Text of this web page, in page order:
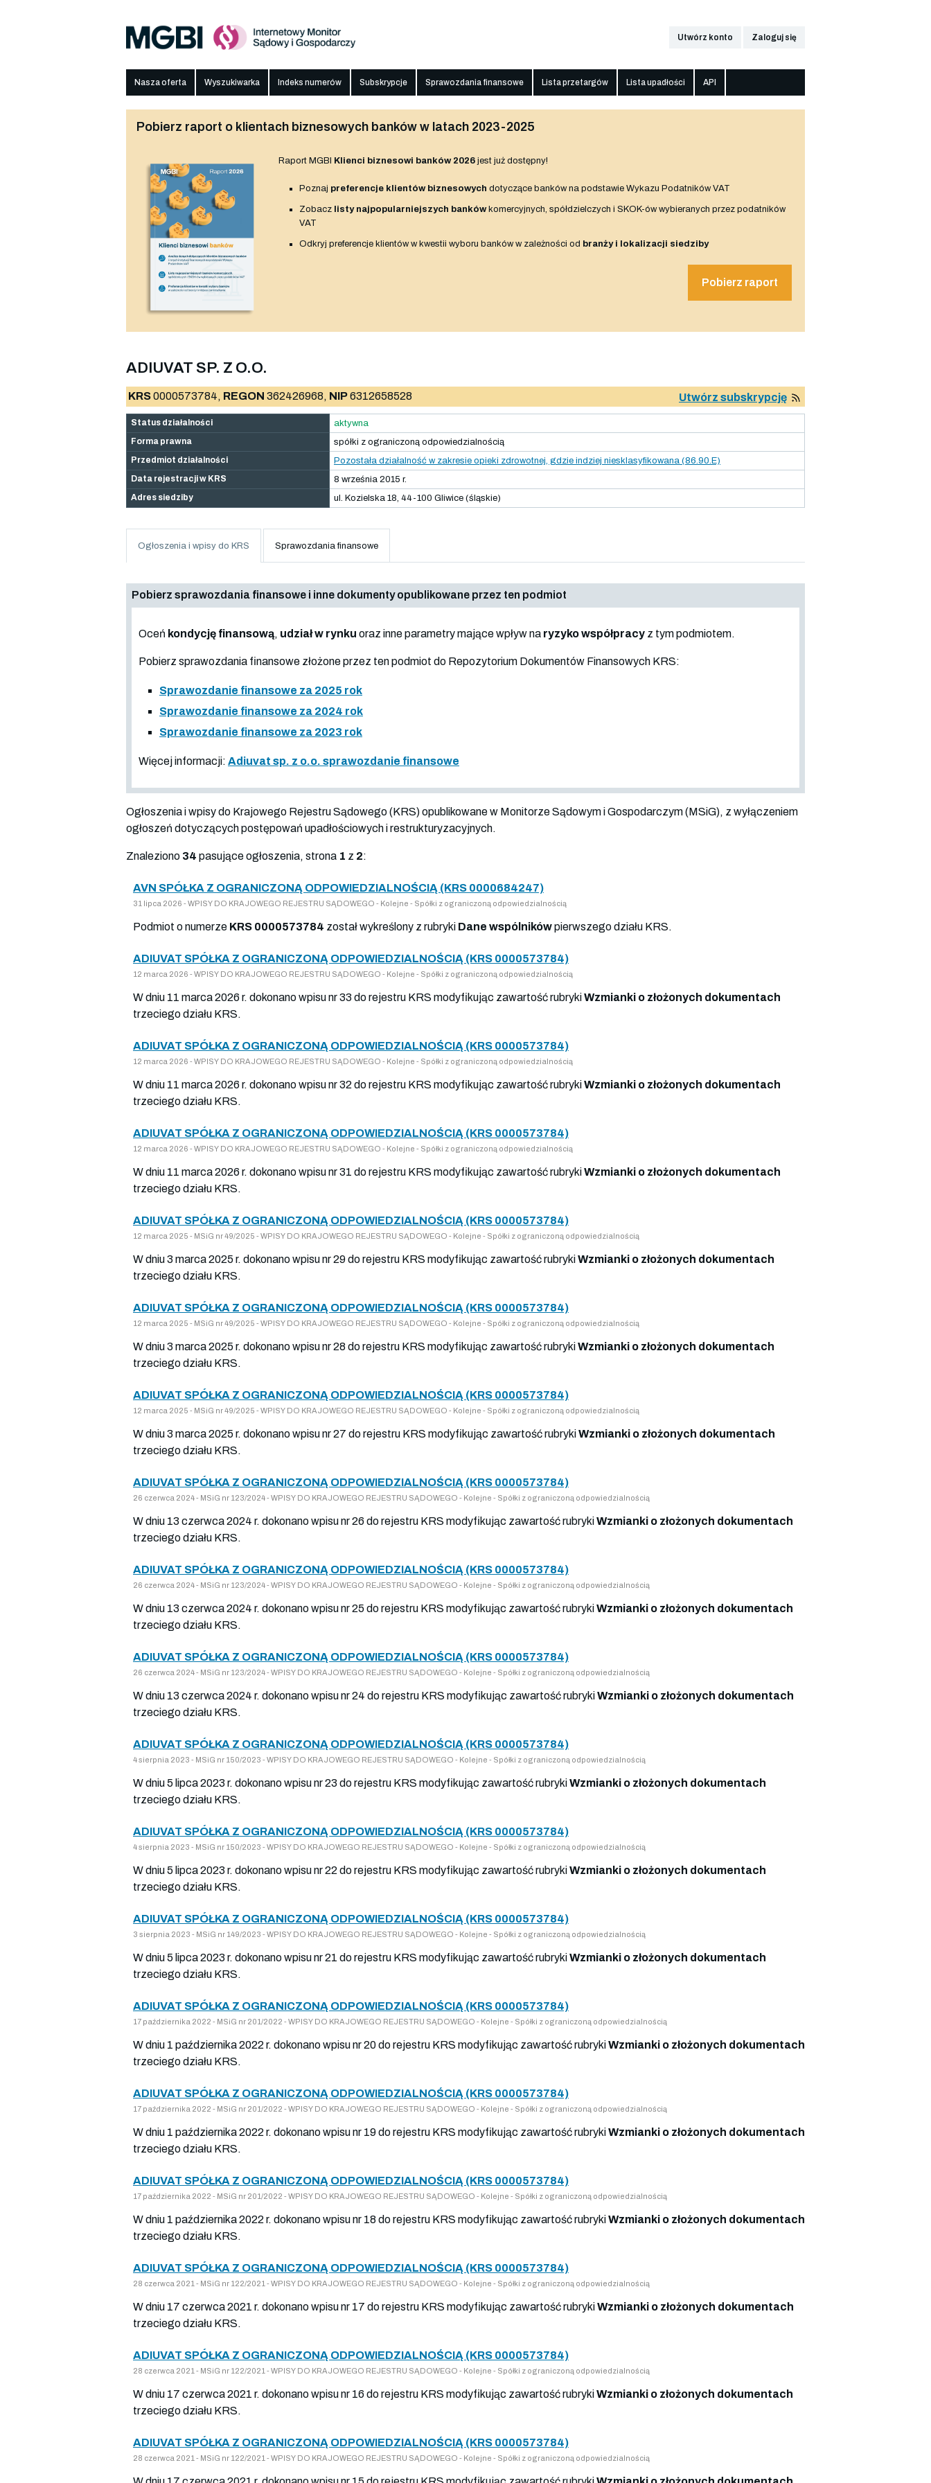
Utwórz konto Zaloguj się
Nasza oferta Wyszukiwarka Indeks numerów Subskrypcje Sprawozdania finansowe Lista przetargów Lista upadłości API
Pobierz raport o klientach biznesowych banków w latach 2023-2025
Raport MGBI Klienci biznesowi banków 2026 jest już dostępny!
Poznaj preferencje klientów biznesowych dotyczące banków na podstawie Wykazu Podatników VAT
Zobacz listy najpopularniejszych bankówkomercyjnych, spółdzielczych i SKOK-ów wybieranych przez podatników
VAT
Odkryj preferencje klientów w kwestii wyboru banków w zależności od branży i lokalizacji siedziby
Pobierz raport
ADIUVAT SP. Z O.O.
KRS0000573784, REGON 362426968, NIP6312658528 Utwórz subskrypcję
Status działalności
aktywna
Forma prawna
spółki z ograniczoną odpowiedzialnością
Przedmiot działalności
Pozostała działalność w zakresie opieki zdrowotnej, gdzie indziej niesklasyfikowana (86.90.E)
Data rejestracji w KRS
8 września 2015 r.
Adres siedziby
ul. Kozielska 18, 44-100 Gliwice (śląskie)
Ogłoszenia i wpisy do KRS Sprawozdania finansowe
Pobierz sprawozdania finansowe i inne dokumenty opublikowane przez ten podmiot
Oceń kondycję finansową, udział w rynku oraz inne parametry mające wpływ na ryzyko współpracy z tym podmiotem.
Pobierz sprawozdania finansowe złożone przez ten podmiot do Repozytorium Dokumentów Finansowych KRS:
Sprawozdanie finansowe za 2025 rok
Sprawozdanie finansowe za 2024 rok
Sprawozdanie finansowe za 2023 rok
Więcej informacji: Adiuvat sp. z o.o. sprawozdanie finansowe
Ogłoszenia i wpisy do Krajowego Rejestru Sądowego (KRS) opublikowane w Monitorze Sądowym i Gospodarczym (MSiG), z wyłączeniem
ogłoszeń dotyczących postępowań upadłościowych i restrukturyzacyjnych.
Znaleziono 34 pasujące ogłoszenia, strona 1 z 2:
AVN SPÓŁKA Z OGRANICZONĄ ODPOWIEDZIALNOŚCIĄ (KRS 0000684247)
31 lipca 2026 - WPISY DO KRAJOWEGO REJESTRU SĄDOWEGO - Kolejne - Spółki z ograniczoną odpowiedzialnością
Podmiot o numerze KRS 0000573784 został wykreślony z rubryki Dane wspólnikówpierwszego działu KRS.
ADIUVAT SPÓŁKA Z OGRANICZONĄ ODPOWIEDZIALNOŚCIĄ (KRS 0000573784)
12 marca 2026 - WPISY DO KRAJOWEGO REJESTRU SĄDOWEGO - Kolejne - Spółki z ograniczoną odpowiedzialnością
W dniu 11 marca 2026 r. dokonano wpisu nr 33 do rejestru KRS modyfikując zawartość rubrykiWzmianki o złożonych dokumentach
trzeciego działu KRS.
ADIUVAT SPÓŁKA Z OGRANICZONĄ ODPOWIEDZIALNOŚCIĄ (KRS 0000573784)
12 marca 2026 - WPISY DO KRAJOWEGO REJESTRU SĄDOWEGO - Kolejne - Spółki z ograniczoną odpowiedzialnością
W dniu 11 marca 2026 r. dokonano wpisu nr 32 do rejestru KRS modyfikując zawartość rubrykiWzmianki o złożonych dokumentach
trzeciego działu KRS.
ADIUVAT SPÓŁKA Z OGRANICZONĄ ODPOWIEDZIALNOŚCIĄ (KRS 0000573784)
12 marca 2026 - WPISY DO KRAJOWEGO REJESTRU SĄDOWEGO - Kolejne - Spółki z ograniczoną odpowiedzialnością
W dniu 11 marca 2026 r. dokonano wpisu nr 31 do rejestru KRS modyfikując zawartość rubrykiWzmianki o złożonych dokumentach
trzeciego działu KRS.
ADIUVAT SPÓŁKA Z OGRANICZONĄ ODPOWIEDZIALNOŚCIĄ (KRS 0000573784)
12 marca 2025 - MSiG nr 49/2025 - WPISY DO KRAJOWEGO REJESTRU SĄDOWEGO - Kolejne - Spółki z ograniczoną odpowiedzialnością
W dniu 3 marca 2025 r. dokonano wpisu nr 29 do rejestru KRS modyfikując zawartość rubrykiWzmianki o złożonych dokumentach
trzeciego działu KRS.
ADIUVAT SPÓŁKA Z OGRANICZONĄ ODPOWIEDZIALNOŚCIĄ (KRS 0000573784)
12 marca 2025 - MSiG nr 49/2025 - WPISY DO KRAJOWEGO REJESTRU SĄDOWEGO - Kolejne - Spółki z ograniczoną odpowiedzialnością
W dniu 3 marca 2025 r. dokonano wpisu nr 28 do rejestru KRS modyfikując zawartość rubrykiWzmianki o złożonych dokumentach
trzeciego działu KRS.
ADIUVAT SPÓŁKA Z OGRANICZONĄ ODPOWIEDZIALNOŚCIĄ (KRS 0000573784)
12 marca 2025 - MSiG nr 49/2025 - WPISY DO KRAJOWEGO REJESTRU SĄDOWEGO - Kolejne - Spółki z ograniczoną odpowiedzialnością
W dniu 3 marca 2025 r. dokonano wpisu nr 27 do rejestru KRS modyfikując zawartość rubrykiWzmianki o złożonych dokumentach
trzeciego działu KRS.
ADIUVAT SPÓŁKA Z OGRANICZONĄ ODPOWIEDZIALNOŚCIĄ (KRS 0000573784)
26 czerwca 2024 - MSiG nr 123/2024 - WPISY DO KRAJOWEGO REJESTRU SĄDOWEGO - Kolejne - Spółki z ograniczoną odpowiedzialnością
W dniu 13 czerwca 2024 r. dokonano wpisu nr 26 do rejestru KRS modyfikując zawartość rubrykiWzmianki o złożonych dokumentach
trzeciego działu KRS.
ADIUVAT SPÓŁKA Z OGRANICZONĄ ODPOWIEDZIALNOŚCIĄ (KRS 0000573784)
26 czerwca 2024 - MSiG nr 123/2024 - WPISY DO KRAJOWEGO REJESTRU SĄDOWEGO - Kolejne - Spółki z ograniczoną odpowiedzialnością
W dniu 13 czerwca 2024 r. dokonano wpisu nr 25 do rejestru KRS modyfikując zawartość rubrykiWzmianki o złożonych dokumentach
trzeciego działu KRS.
ADIUVAT SPÓŁKA Z OGRANICZONĄ ODPOWIEDZIALNOŚCIĄ (KRS 0000573784)
26 czerwca 2024 - MSiG nr 123/2024 - WPISY DO KRAJOWEGO REJESTRU SĄDOWEGO - Kolejne - Spółki z ograniczoną odpowiedzialnością
W dniu 13 czerwca 2024 r. dokonano wpisu nr 24 do rejestru KRS modyfikując zawartość rubrykiWzmianki o złożonych dokumentach
trzeciego działu KRS.
ADIUVAT SPÓŁKA Z OGRANICZONĄ ODPOWIEDZIALNOŚCIĄ (KRS 0000573784)
4 sierpnia 2023 - MSiG nr 150/2023 - WPISY DO KRAJOWEGO REJESTRU SĄDOWEGO - Kolejne - Spółki z ograniczoną odpowiedzialnością
W dniu 5 lipca 2023 r. dokonano wpisu nr 23 do rejestru KRS modyfikując zawartość rubrykiWzmianki o złożonych dokumentach
trzeciego działu KRS.
ADIUVAT SPÓŁKA Z OGRANICZONĄ ODPOWIEDZIALNOŚCIĄ (KRS 0000573784)
4 sierpnia 2023 - MSiG nr 150/2023 - WPISY DO KRAJOWEGO REJESTRU SĄDOWEGO - Kolejne - Spółki z ograniczoną odpowiedzialnością
W dniu 5 lipca 2023 r. dokonano wpisu nr 22 do rejestru KRS modyfikując zawartość rubrykiWzmianki o złożonych dokumentach
trzeciego działu KRS.
ADIUVAT SPÓŁKA Z OGRANICZONĄ ODPOWIEDZIALNOŚCIĄ (KRS 0000573784)
3 sierpnia 2023 - MSiG nr 149/2023 - WPISY DO KRAJOWEGO REJESTRU SĄDOWEGO - Kolejne - Spółki z ograniczoną odpowiedzialnością
W dniu 5 lipca 2023 r. dokonano wpisu nr 21 do rejestru KRS modyfikując zawartość rubrykiWzmianki o złożonych dokumentach
trzeciego działu KRS.
ADIUVAT SPÓŁKA Z OGRANICZONĄ ODPOWIEDZIALNOŚCIĄ (KRS 0000573784)
17 października 2022 - MSiG nr 201/2022 - WPISY DO KRAJOWEGO REJESTRU SĄDOWEGO - Kolejne - Spółki z ograniczoną odpowiedzialnością
W dniu 1 października 2022 r. dokonano wpisu nr 20 do rejestru KRS modyfikując zawartość rubrykiWzmianki o złożonych dokumentach
trzeciego działu KRS.
ADIUVAT SPÓŁKA Z OGRANICZONĄ ODPOWIEDZIALNOŚCIĄ (KRS 0000573784)
17 października 2022 - MSiG nr 201/2022 - WPISY DO KRAJOWEGO REJESTRU SĄDOWEGO - Kolejne - Spółki z ograniczoną odpowiedzialnością
W dniu 1 października 2022 r. dokonano wpisu nr 19 do rejestru KRS modyfikując zawartość rubrykiWzmianki o złożonych dokumentach
trzeciego działu KRS.
ADIUVAT SPÓŁKA Z OGRANICZONĄ ODPOWIEDZIALNOŚCIĄ (KRS 0000573784)
17 października 2022 - MSiG nr 201/2022 - WPISY DO KRAJOWEGO REJESTRU SĄDOWEGO - Kolejne - Spółki z ograniczoną odpowiedzialnością
W dniu 1 października 2022 r. dokonano wpisu nr 18 do rejestru KRS modyfikując zawartość rubrykiWzmianki o złożonych dokumentach
trzeciego działu KRS.
ADIUVAT SPÓŁKA Z OGRANICZONĄ ODPOWIEDZIALNOŚCIĄ (KRS 0000573784)
28 czerwca 2021 - MSiG nr 122/2021 - WPISY DO KRAJOWEGO REJESTRU SĄDOWEGO - Kolejne - Spółki z ograniczoną odpowiedzialnością
W dniu 17 czerwca 2021 r. dokonano wpisu nr 17 do rejestru KRS modyfikując zawartość rubrykiWzmianki o złożonych dokumentach
trzeciego działu KRS.
ADIUVAT SPÓŁKA Z OGRANICZONĄ ODPOWIEDZIALNOŚCIĄ (KRS 0000573784)
28 czerwca 2021 - MSiG nr 122/2021 - WPISY DO KRAJOWEGO REJESTRU SĄDOWEGO - Kolejne - Spółki z ograniczoną odpowiedzialnością
W dniu 17 czerwca 2021 r. dokonano wpisu nr 16 do rejestru KRS modyfikując zawartość rubrykiWzmianki o złożonych dokumentach
trzeciego działu KRS.
ADIUVAT SPÓŁKA Z OGRANICZONĄ ODPOWIEDZIALNOŚCIĄ (KRS 0000573784)
28 czerwca 2021 - MSiG nr 122/2021 - WPISY DO KRAJOWEGO REJESTRU SĄDOWEGO - Kolejne - Spółki z ograniczoną odpowiedzialnością